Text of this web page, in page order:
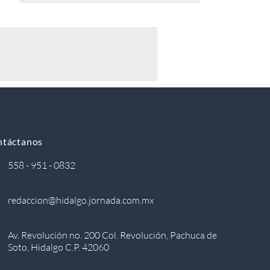
558 - 951 - 0832
redaccion@hidalgo.jornada.com.mx
Av. Revolución no. 200 Col. Revolución, Pachuca de
Soto, Hidalgo C.P. 42060